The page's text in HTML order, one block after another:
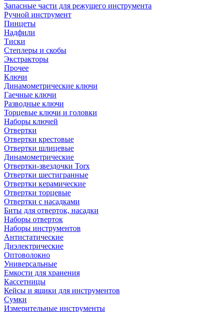
Запасные части для режущего инструмента
Ручной инструмент
Пинцеты
Надфили
Тиски
Степлеры и скобы
Экстракторы
Прочее
Ключи
Динамометрические ключи
Гаечные ключи
Разводные ключи
Торцевые ключи и головки
Наборы ключей
Отвертки
Отвертки крестовые
Отвертки шлицевые
Динамометрические
Отвертки-звездочки Torx
Отвертки шестигранные
Отвертки керамические
Отвертки торцевые
Отвертки с насадками
Биты для отверток, насадки
Наборы отверток
Наборы инструментов
Антистатические
Диэлектрические
Оптоволокно
Универсальные
Емкости для хранения
Кассетницы
Кейсы и ящики для инструментов
Сумки
Измерительные инструменты